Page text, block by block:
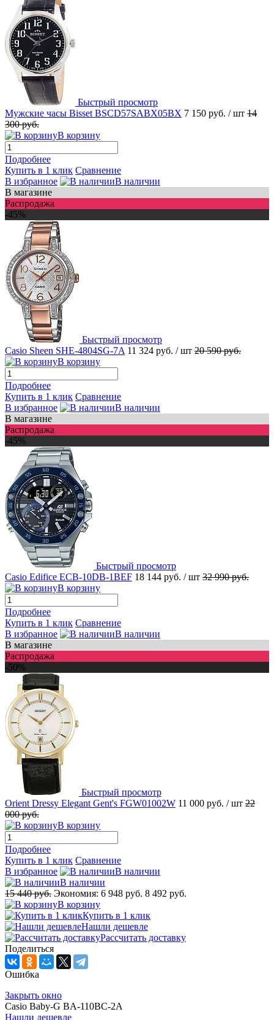
Быстрый просмотр
Мужские часы Bisset BSCD57SABX05BX 7 150 руб. / шт 14
300 руб.
В корзину
Подробнее
Купить в 1 клик Сравнение
В избранное
В наличии
В магазине
Распродажа
-45%
Быстрый просмотр
Casio Sheen SHE-4804SG-7A 11 324 руб. / шт 20 590 руб.
В корзину
Подробнее
Купить в 1 клик Сравнение
В избранное
В наличии
В магазине
Распродажа
-45%
Быстрый просмотр
Casio Edifice ECB-10DB-1BEF 18 144 руб. / шт 32 990 руб.
В корзину
Подробнее
Купить в 1 клик Сравнение
В избранное
В наличии
В магазине
Распродажа
-50%
Быстрый просмотр
Orient Dressy Elegant Gent's FGW01002W 11 000 руб. / шт 22
000 руб.
В корзину
Подробнее
Купить в 1 клик Сравнение
В избранное
В наличии
В наличии
15 440 руб. Экономия: 6 948 руб. 8 492 руб.
В корзину
Купить в 1 клик
Нашли дешевле
Рассчитать доставку
Поделиться
Ошибка
Закрыть окно
Casio Baby-G BA-110BC-2A
Нашли дешевле